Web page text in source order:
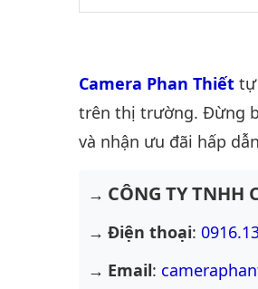
Camera Phan Thiết tự
trên thị trường. Đừng
và nhận ưu đãi hấp
CÔNG TY TNHH
Điện thoại:
Email: